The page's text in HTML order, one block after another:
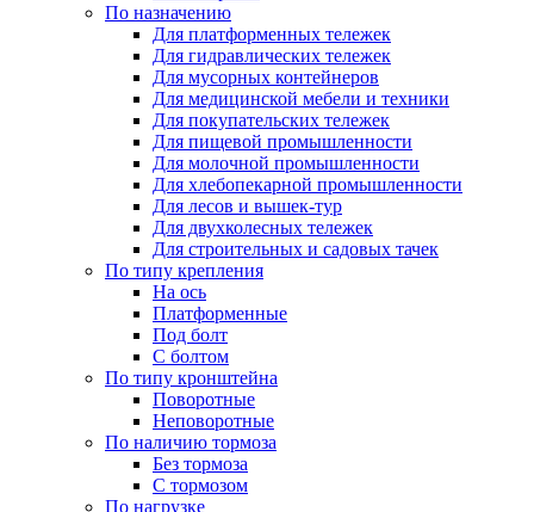
По назначению
Для платформенных тележек
Для гидравлических тележек
Для мусорных контейнеров
Для медицинской мебели и техники
Для покупательских тележек
Для пищевой промышленности
Для молочной промышленности
Для хлебопекарной промышленности
Для лесов и вышек-тур
Для двухколесных тележек
Для строительных и садовых тачек
По типу крепления
На ось
Платформенные
Под болт
С болтом
По типу кронштейна
Поворотные
Неповоротные
По наличию тормоза
Без тормоза
С тормозом
По нагрузке